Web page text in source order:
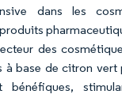
dans les
des
à base de citron vert
bénéfiques,